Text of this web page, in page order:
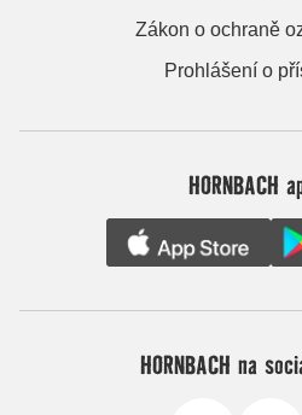
Zákon o ochraně
Prohlášení o
HORNBACH
HORNBACH na